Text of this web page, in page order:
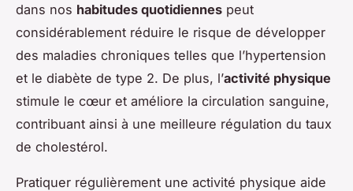
dans nos habitudes quotidiennes peut
considérablement réduire le risque de développer
des maladies chroniques telles que l’hypertension
et le diabète de type 2. De plus, l’activité physique
stimule le cœur et améliore la circulation sanguine,
contribuant ainsi à une meilleure régulation du taux
de cholestérol.
Pratiquer régulièrement une activité physique aide